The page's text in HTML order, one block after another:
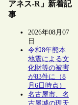
アネス-R」新着記
事
2026年08月07
日
令和8年熊本
地震による文
化財等の被害
が83件に（8
月6日時点）
名古屋市、名
古屋城の現天